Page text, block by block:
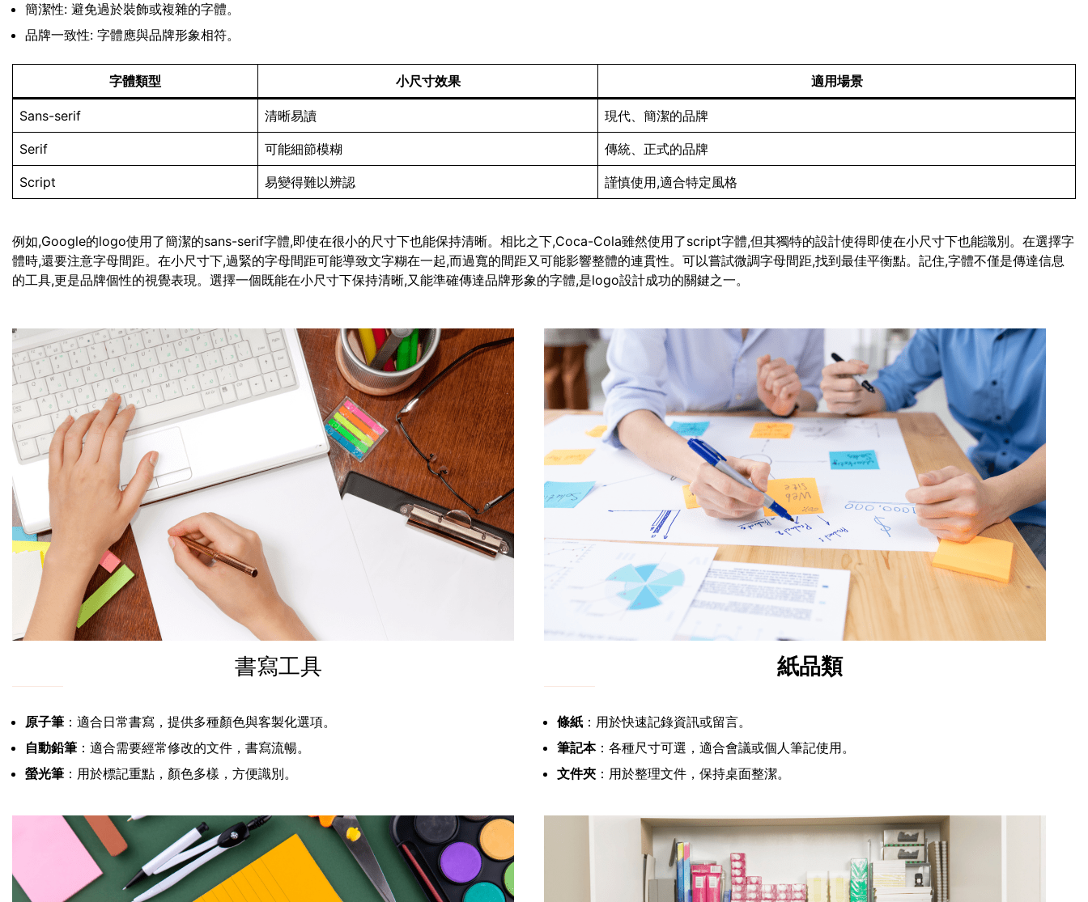
簡潔性: 避免過於裝飾或複雜的字體。
品牌一致性: 字體應與品牌形象相符。
字體類型 小尺寸效果 適用場景
Sans-serif 清晰易讀 現代、簡潔的品牌
Serif 可能細節模糊 傳統、正式的品牌
Script 易變得難以辨認 謹慎使用,適合特定風格
例如,Google的logo使用了簡潔的sans-serif字體,即使在很小的尺寸下也能保持清晰。相比之下,Coca-Cola雖然使用了script字體,但其獨特的設計使得即使在小尺寸下也能識別。在選擇字
體時,還要注意字母間距。在小尺寸下,過緊的字母間距可能導致文字糊在一起,而過寬的間距又可能影響整體的連貫性。可以嘗試微調字母間距,找到最佳平衡點。記住,字體不僅是傳達信息
的工具,更是品牌個性的視覺表現。選擇一個既能在小尺寸下保持清晰,又能準確傳達品牌形象的字體,是logo設計成功的關鍵之一。
書寫工具
原子筆 ：適合日常書寫，提供多種顏色與客製化選項。
自動鉛筆 ：適合需要經常修改的文件，書寫流暢。
螢光筆 ：用於標記重點，顏色多樣，方便識別。
紙品類
條紙 ：用於快速記錄資訊或留言。
筆記本：各種尺寸可選，適合會議或個人筆記使用。
文件夾 ：用於整理文件，保持桌面整潔。